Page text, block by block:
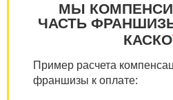
МЫ
ЧАСТЬ
КАСКО
Пример расчета
франшизы к оплате: